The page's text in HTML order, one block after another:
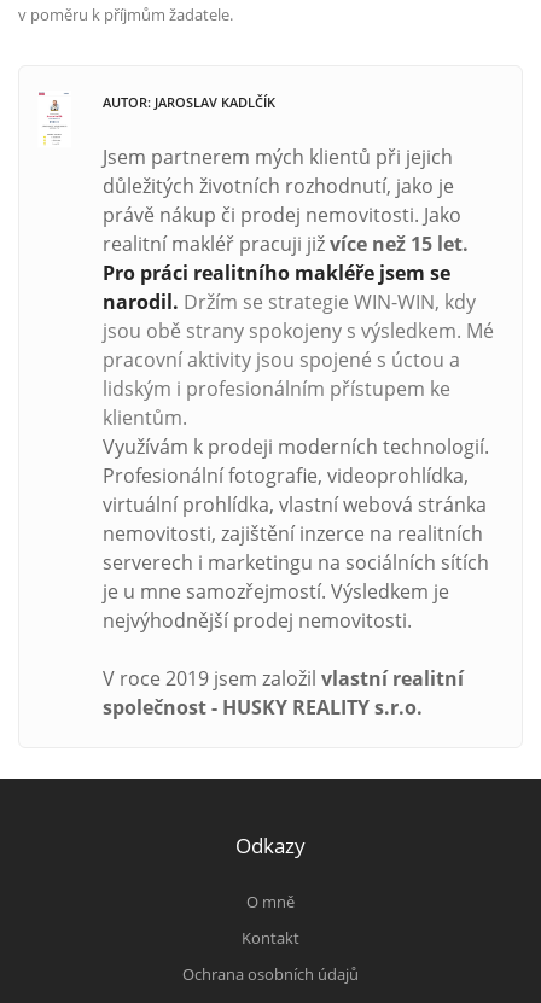
v poměru k příjmům žadatele.
AUTOR: JAROSLAV KADLČÍK
Jsem partnerem mých klientů při jejich
důležitých životních rozhodnutí, jako je
právě nákup či prodej nemovitosti. Jako
realitní makléř pracuji jižvíce než 15 let.
Pro práci realitního makléře jsem se
narodil. Držím se strategie WIN-WIN, kdy
jsou obě strany spokojeny s výsledkem. Mé
pracovní aktivity jsou spojené s úctou a
lidským i profesionálním přístupem ke
klientům.
Využívám k prodeji moderních technologií.
Profesionální fotografie, videoprohlídka,
virtuální prohlídka, vlastní webová stránka
nemovitosti, zajištění inzerce na realitních
serverech i marketingu na sociálních sítích
je u mne samozřejmostí. Výsledkem je
nejvýhodnější prodej nemovitosti.
V roce 2019 jsem založilvlastní realitní
společnost - HUSKY REALITY s.r.o.
Odkazy
O mně
Kontakt
Ochrana osobních údajů